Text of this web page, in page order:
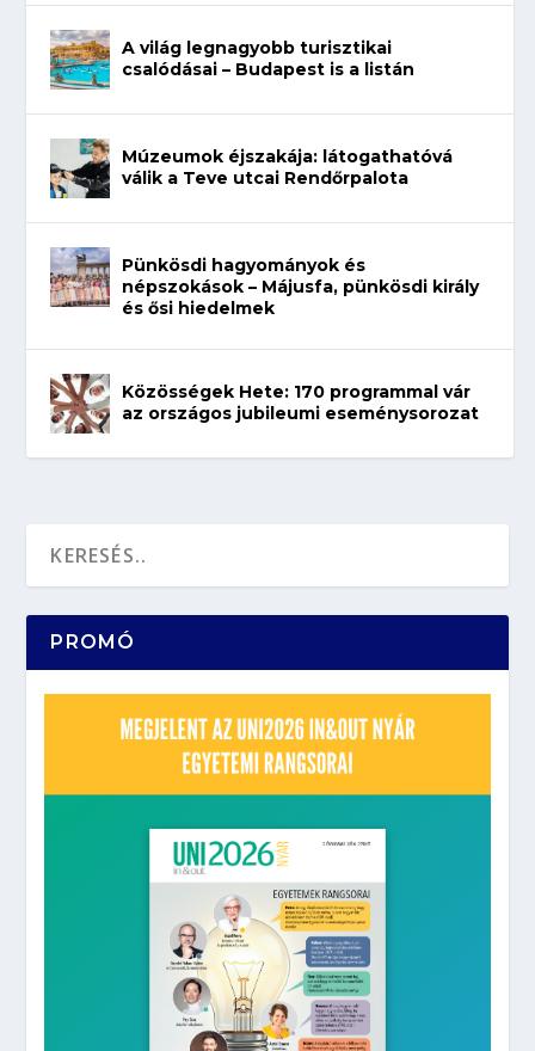
A világ legnagyobb turisztikai
csalódásai – Budapest is a listán
Múzeumok éjszakája: látogathatóvá
válik a Teve utcai Rendőrpalota
Pünkösdi hagyományok és
népszokások – Májusfa, pünkösdi király
és ősi hiedelmek
Közösségek Hete: 170 programmal vár
az országos jubileumi eseménysorozat
PROMÓ